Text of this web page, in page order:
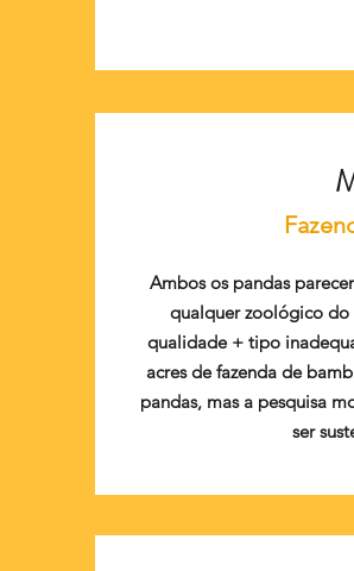
Ambos os pandas
qualquer zoológico do
qualidade + tipo
acres de fazenda de
pandas, mas a pesquisa
ser